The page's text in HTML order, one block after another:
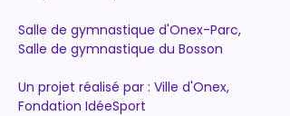
Salle de gymnastique d'Onex-Parc,
Salle de gymnastique du Bosson
Un projet réalisé par : Ville d'Onex,
Fondation IdéeSport